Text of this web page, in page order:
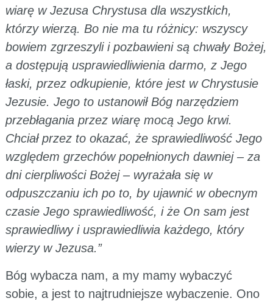
wiarę w Jezusa Chrystusa dla wszystkich,
którzy wierzą. Bo nie ma tu różnicy: wszyscy
bowiem zgrzeszyli i pozbawieni są chwały Bożej,
a dostępują usprawiedliwienia darmo, z Jego
łaski, przez odkupienie, które jest w Chrystusie
Jezusie. Jego to ustanowił Bóg narzędziem
przebłagania przez wiarę mocą Jego krwi.
Chciał przez to okazać, że sprawiedliwość Jego
względem grzechów popełnionych dawniej – za
dni cierpliwości Bożej – wyrażała się w
odpuszczaniu ich po to, by ujawnić w obecnym
czasie Jego sprawiedliwość, i że On sam jest
sprawiedliwy i usprawiedliwia każdego, który
wierzy w Jezusa.”
Bóg wybacza nam, a my mamy wybaczyć
sobie, a jest to najtrudniejsze wybaczenie. Ono